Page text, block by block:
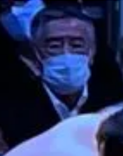
かっさをやったら、
ールしやすくなった
なった、寝づけも違
っさは魔法ですね！